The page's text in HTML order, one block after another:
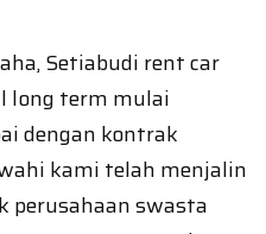
Setiabudi rent car
long term mulai
dengan kontrak
kami telah menjalin
perusahaan swasta